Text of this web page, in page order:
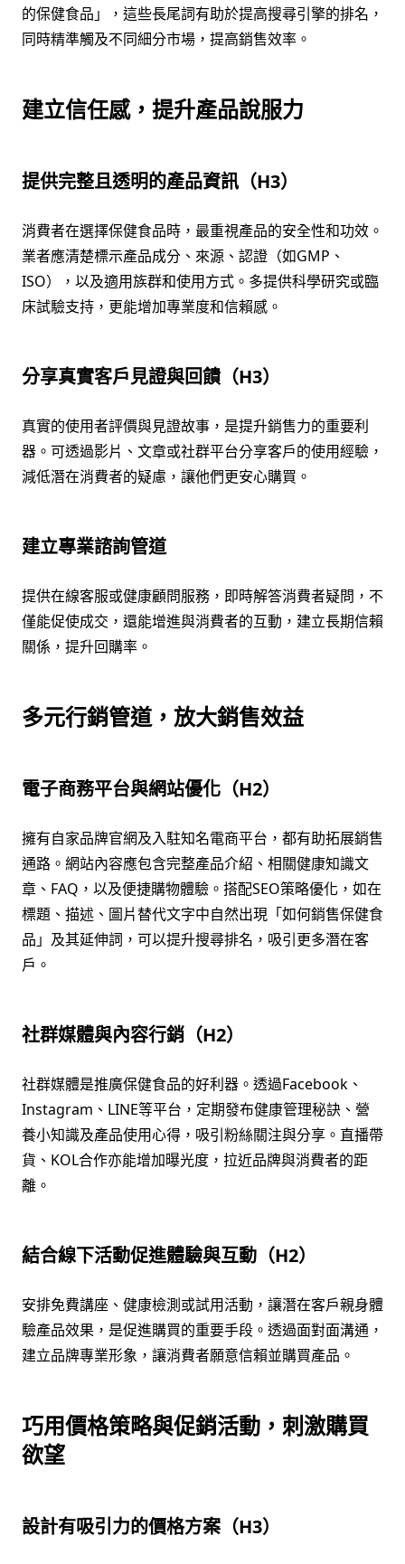
的保健食品」，這些長尾詞有助於提高搜尋引擎的排名，
同時精準觸及不同細分市場，提高銷售效率。
建立信任感，提升產品說服力
提供完整且透明的產品資訊（H3）
消費者在選擇保健食品時，最重視產品的安全性和功效。
業者應清楚標示產品成分、來源、認證（如GMP、
ISO），以及適用族群和使用方式。多提供科學研究或臨
床試驗支持，更能增加專業度和信賴感。
分享真實客戶見證與回饋（H3）
真實的使用者評價與見證故事，是提升銷售力的重要利
器。可透過影片、文章或社群平台分享客戶的使用經驗，
減低潛在消費者的疑慮，讓他們更安心購買。
建立專業諮詢管道
提供在線客服或健康顧問服務，即時解答消費者疑問，不
僅能促使成交，還能增進與消費者的互動，建立長期信賴
關係，提升回購率。
多元行銷管道，放大銷售效益
電子商務平台與網站優化（H2）
擁有自家品牌官網及入駐知名電商平台，都有助拓展銷售
通路。網站內容應包含完整產品介紹、相關健康知識文
章、FAQ，以及便捷購物體驗。搭配SEO策略優化，如在
標題、描述、圖片替代文字中自然出現「如何銷售保健食
品」及其延伸詞，可以提升搜尋排名，吸引更多潛在客
戶。
社群媒體與內容行銷（H2）
社群媒體是推廣保健食品的好利器。透過Facebook、
Instagram、LINE等平台，定期發布健康管理秘訣、營
養小知識及產品使用心得，吸引粉絲關注與分享。直播帶
貨、KOL合作亦能增加曝光度，拉近品牌與消費者的距
離。
結合線下活動促進體驗與互動（H2）
安排免費講座、健康檢測或試用活動，讓潛在客戶親身體
驗產品效果，是促進購買的重要手段。透過面對面溝通，
建立品牌專業形象，讓消費者願意信賴並購買產品。
巧用價格策略與促銷活動，刺激購買
欲望
設計有吸引力的價格方案（H3）